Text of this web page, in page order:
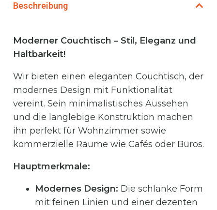
für
Terrasse
Milk
Coffee
Menge
Beschreibung
Moderner Couchtisch – Stil, Eleganz und
Haltbarkeit!
Wir bieten einen eleganten Couchtisch, der
modernes Design mit Funktionalität
vereint. Sein minimalistisches Aussehen
und die langlebige Konstruktion machen
ihn perfekt für Wohnzimmer sowie
kommerzielle Räume wie Cafés oder Büros.
Hauptmerkmale:
Modernes Design: Die schlanke Form
mit feinen Linien und einer dezenten